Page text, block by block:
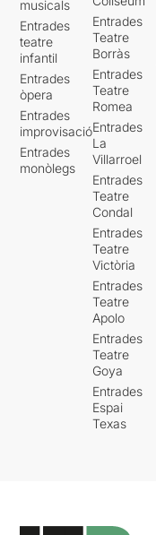
musicals
Entrades
teatre
infantil
Entrades
òpera
Entrades
improvisació
Entrades
monòlegs
Entrades
Teatre
Borràs
Entrades
Teatre
Romea
Entrades
La
Villarroel
Entrades
Teatre
Condal
Entrades
Teatre
Victòria
Entrades
Teatre
Apolo
Entrades
Teatre
Goya
Entrades
Espai
Texas